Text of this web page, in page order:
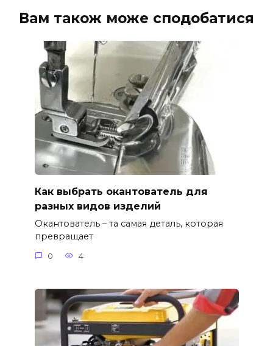
Вам також може сподобатися
Как выбрать окантователь для
разных видов изделий
Окантователь – та самая деталь, которая
превращает
0 4